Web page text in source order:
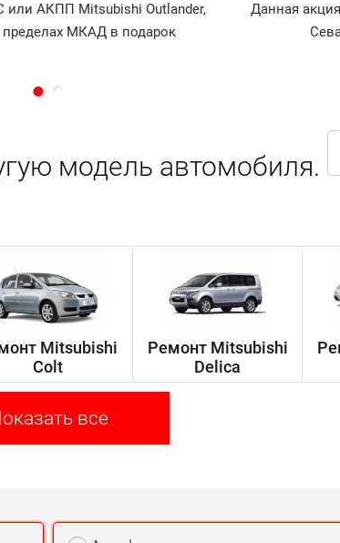
или АКПП Mitsubishi Outlander,
пределах МКАД в подарок
Данная
модель автомобиля.
Mitsubishi
Colt
Ремонт Mitsubishi
Delica
все